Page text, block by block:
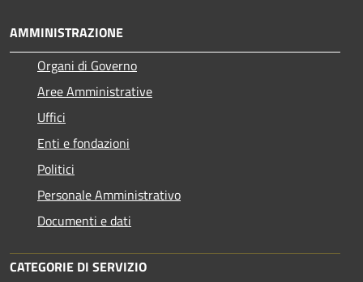
AMMINISTRAZIONE
Organi di Governo
Aree Amministrative
Uffici
Enti e fondazioni
Politici
Personale Amministrativo
Documenti e dati
CATEGORIE DI SERVIZIO